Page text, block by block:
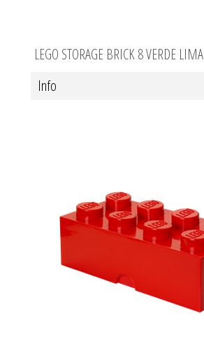
LEGO STORAGE BRICK 8 VERDE LIMA
Info